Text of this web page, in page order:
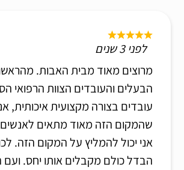
לפני 3 שנים
מרוצים מאוד מבית האבות.
הבעלים והעובדים הצוות הרפואי
עובדים בצורה מקצועית איכותית,
שהמקום הזה מאוד מתאים לאנשים
אני יכול להמליץ על המקום הזה.
הבדל כולם מקבלים אותו יחס. ועם